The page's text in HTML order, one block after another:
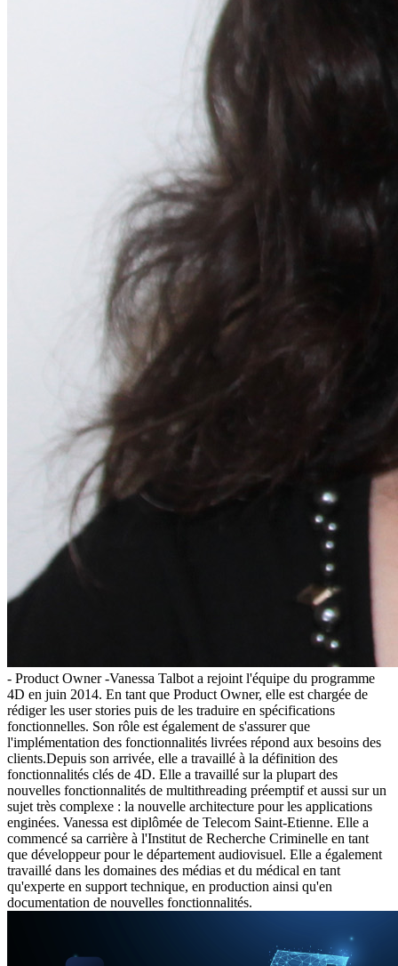
- Product Owner -Vanessa Talbot a rejoint l'équipe du programme
4D en juin 2014. En tant que Product Owner, elle est chargée de
rédiger les user stories puis de les traduire en spécifications
fonctionnelles. Son rôle est également de s'assurer que
l'implémentation des fonctionnalités livrées répond aux besoins des
clients.Depuis son arrivée, elle a travaillé à la définition des
fonctionnalités clés de 4D. Elle a travaillé sur la plupart des
nouvelles fonctionnalités de multithreading préemptif et aussi sur un
sujet très complexe : la nouvelle architecture pour les applications
enginées. Vanessa est diplômée de Telecom Saint-Etienne. Elle a
commencé sa carrière à l'Institut de Recherche Criminelle en tant
que développeur pour le département audiovisuel. Elle a également
travaillé dans les domaines des médias et du médical en tant
qu'experte en support technique, en production ainsi qu'en
documentation de nouvelles fonctionnalités.